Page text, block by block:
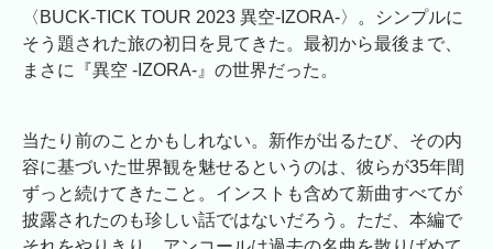
〈BUCK-TICK TOUR 2023 異空-IZORA-〉。シンプルに
そう題された旅の初日を見てきた。最初から最後まで、
まさに『異空 -IZORA-』の世界だった。
当たり前のことかもしれない。新作が出るたび、その内
容に基づいた世界観を魅せるというのは、彼らが35年間
ずっと続けてきたこと。インストも含めて新曲すべてが
披露されたのも珍しい話ではないだろう。ただ、本編で